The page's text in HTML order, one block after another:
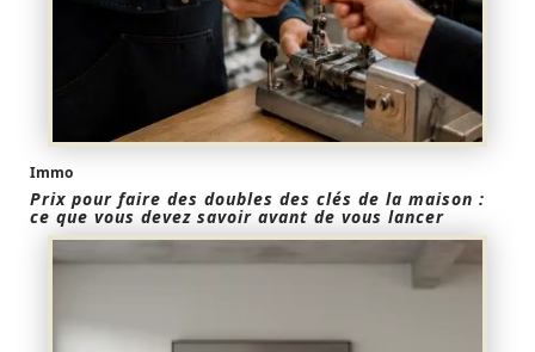
Immo
Prix pour faire des doubles des clés de la maison :
ce que vous devez savoir avant de vous lancer